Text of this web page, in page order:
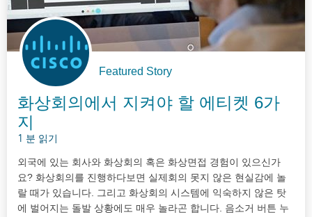
Featured Story
화상회의에서 지켜야 할 에티켓 6가
지
1 분 읽기
외국에 있는 회사와 화상회의 혹은 화상면접 경험이 있으신가
요? 화상회의를 진행하다보면 실제회의 못지 않은 현실감에 놀
랄 때가 있습니다. 그리고 화상회의 시스템에 익숙하지 않은 탓
에 벌어지는 돌발 상황에도 매우 놀라곤 합니다. 음소거 버튼 누